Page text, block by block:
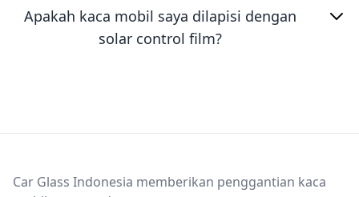
Apakah kaca mobil saya dilapisi dengan
solar control film?
Car Glass Indonesia memberikan penggantian kaca